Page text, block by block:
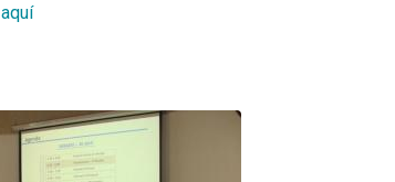
aquí